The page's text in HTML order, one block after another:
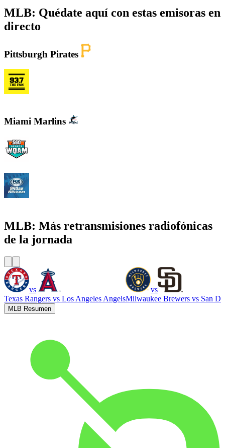
MLB: Quédate aquí con estas emisoras en
directo
Pittsburgh Pirates
Miami Marlins
MLB: Más retransmisiones radiofónicas
de la jornada
vs
Texas Rangers vs Los Angeles Angels
vs
Milwaukee Brewers vs San
MLB Resumen